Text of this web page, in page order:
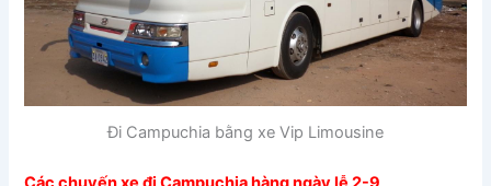
Đi Campuchia bằng xe Vip Limousine